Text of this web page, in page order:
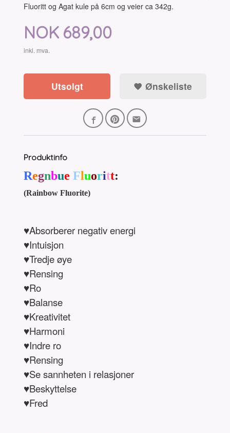
Fluoritt og Agat kule på 6cm og veier ca 342g.
Pris
NOK 689,00
inkl. mva.
Utsolgt Ønskeliste
Produktinfo
Regnbue Fluoritt:
(Rainbow Fluorite)
♥Absorberer negativ energi
♥Intuisjon
♥Tredje øye
♥Rensing
♥Ro
♥Balanse
♥Kreativitet
♥Harmoni
♥Indre ro
♥Rensing
♥Se sannheten i relasjoner
♥Beskyttelse
♥Fred